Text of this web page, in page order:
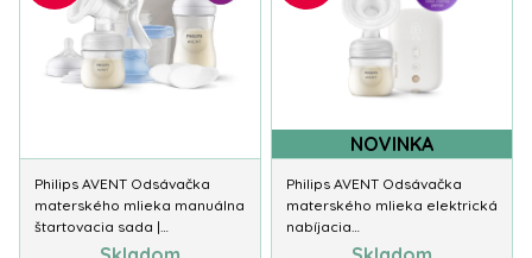
Philips AVENT Odsávačka
materského mlieka manuálna
štartovacia sada |…
NOVINKA
Philips AVENT Odsávačka
materského mlieka elektrická
nabíjacia…